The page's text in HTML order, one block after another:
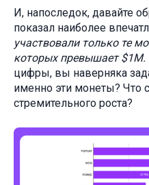
И, напоследок, давайте
показал наиболее
участвовали только те
которых превышает $1M.
цифры, вы наверняка
именно эти монеты? Что
стремительного роста?